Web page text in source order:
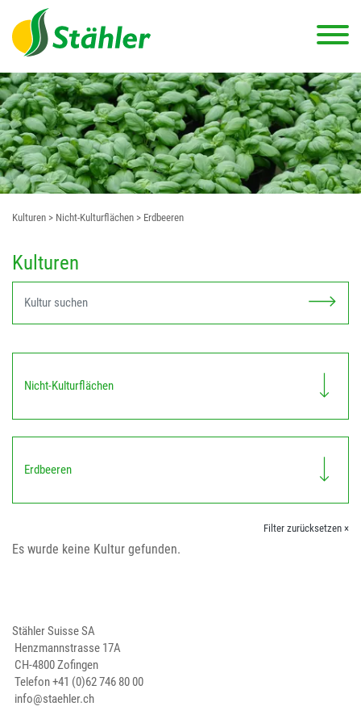
Kulturen > Nicht-Kulturflächen > Erdbeeren
Kulturen
Nicht-Kulturflächen
Erdbeeren
Filter zurücksetzen ×
Es wurde keine Kultur gefunden.
Stähler Suisse SA
Henzmannstrasse 17A
CH-4800 Zofingen
Telefon+41 (0)62 746 80 00
info@staehler.ch